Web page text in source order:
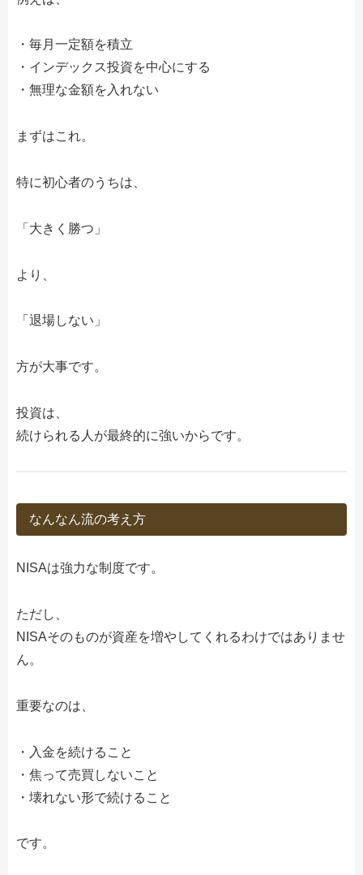
・毎月一定額を積立
・インデックス投資を中心にする
・無理な金額を入れない
まずはこれ。
特に初心者のうちは、
「大きく勝つ」
より、
「退場しない」
方が大事です。
投資は、
続けられる人が最終的に強いからです。
なんなん流の考え方
NISAは強力な制度です。
ただし、
NISAそのものが資産を増やしてくれるわけではありませ
ん。
重要なのは、
・入金を続けること
・焦って売買しないこと
・壊れない形で続けること
です。